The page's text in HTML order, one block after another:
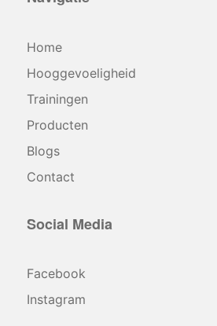
Home
Hooggevoeligheid
Trainingen
Producten
Blogs
Contact
Social Media
Facebook
Instagram